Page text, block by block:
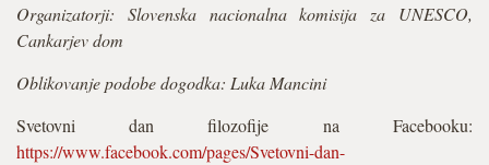
Organizatorji: Slovenska nacionalna komisija za UNESCO,
Cankarjev dom
Oblikovanje podobe dogodka: Luka Mancini
Svetovni dan filozofije na Facebooku:
https://www.facebook.com/pages/Svetovni-dan-